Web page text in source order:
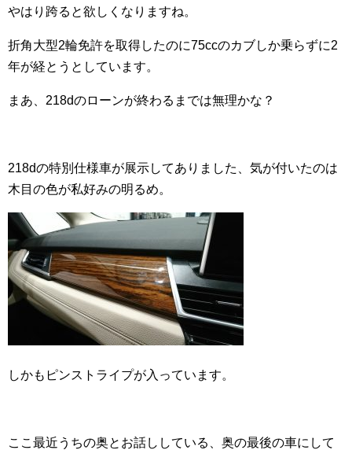
やはり跨ると欲しくなりますね。
折角大型2輪免許を取得したのに75ccのカブしか乗らずに2
年が経とうとしています。
まあ、218dのローンが終わるまでは無理かな？
218dの特別仕様車が展示してありました、気が付いたのは
木目の色が私好みの明るめ。
しかもピンストライプが入っています。
ここ最近うちの奥とお話ししている、奥の最後の車にして